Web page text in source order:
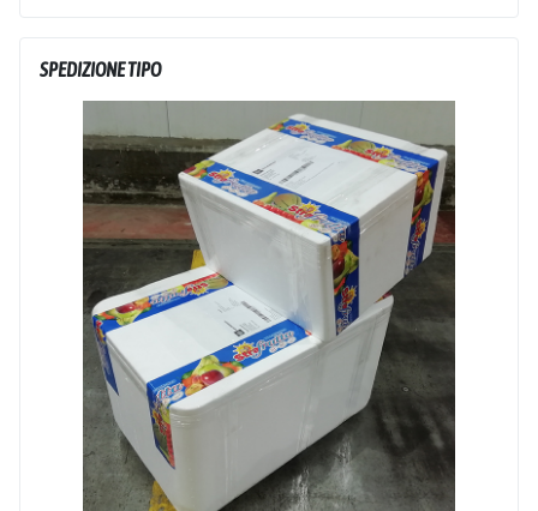
SPEDIZIONE TIPO